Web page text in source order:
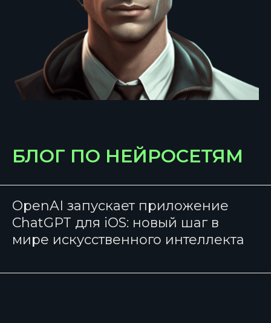
БЛОГ ПО НЕЙРОСЕТЯМ
OpenAI запускает приложение
ChatGPT для iOS: новый шаг в
мире искусственного интеллекта